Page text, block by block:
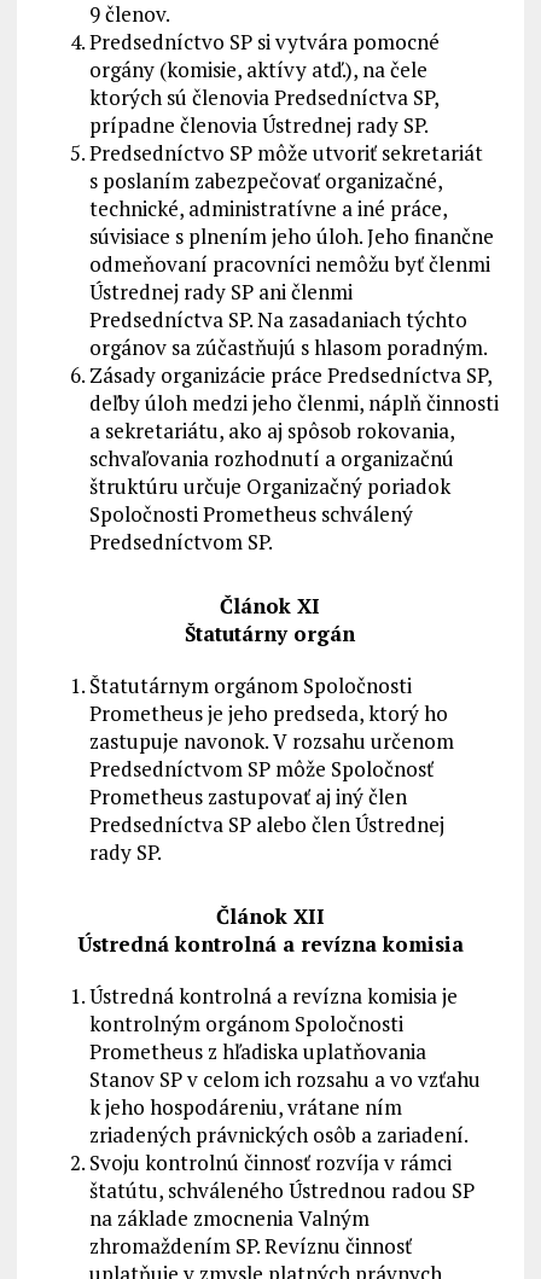
9 členov.
Predsedníctvo SP si vytvára pomocné
orgány (komisie, aktívy atď.), na čele
ktorých sú členovia Predsedníctva SP,
prípadne členovia Ústrednej rady SP.
Predsedníctvo SP môže utvoriť sekretariát
s poslaním zabezpečovať organizačné,
technické, administratívne a iné práce,
súvisiace s plnením jeho úloh. Jeho finančne
odmeňovaní pracovníci nemôžu byť členmi
Ústrednej rady SP ani členmi
Predsedníctva SP. Na zasadaniach týchto
orgánov sa zúčastňujú s hlasom poradným.
Zásady organizácie práce Predsedníctva SP,
deľby úloh medzi jeho členmi, náplň činnosti
a sekretariátu, ako aj spôsob rokovania,
schvaľovania rozhodnutí a organizačnú
štruktúru určuje Organizačný poriadok
Spoločnosti Prometheus schválený
Predsedníctvom SP.
Článok XI
Štatutárny orgán
Štatutárnym orgánom Spoločnosti
Prometheus je jeho predseda, ktorý ho
zastupuje navonok. V rozsahu určenom
Predsedníctvom SP môže Spoločnosť
Prometheus zastupovať aj iný člen
Predsedníctva SP alebo člen Ústrednej
rady SP.
Článok XII
Ústredná kontrolná a revízna komisia
Ústredná kontrolná a revízna komisia je
kontrolným orgánom Spoločnosti
Prometheus z hľadiska uplatňovania
Stanov SP v celom ich rozsahu a vo vzťahu
k jeho hospodáreniu, vrátane ním
zriadených právnických osôb a zariadení.
Svoju kontrolnú činnosť rozvíja v rámci
štatútu, schváleného Ústrednou radou SP
na základe zmocnenia Valným
zhromaždením SP. Revíznu činnosť